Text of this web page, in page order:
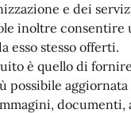
e dei
inoltre consentire
esso stesso offerti.
è quello di
possibile aggiornata
documenti,